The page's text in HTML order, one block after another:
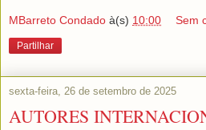
MBarreto Condado à(s) 10:00 Sem
Partilhar
sexta-feira, 26 de setembro de 2025
AUTORES